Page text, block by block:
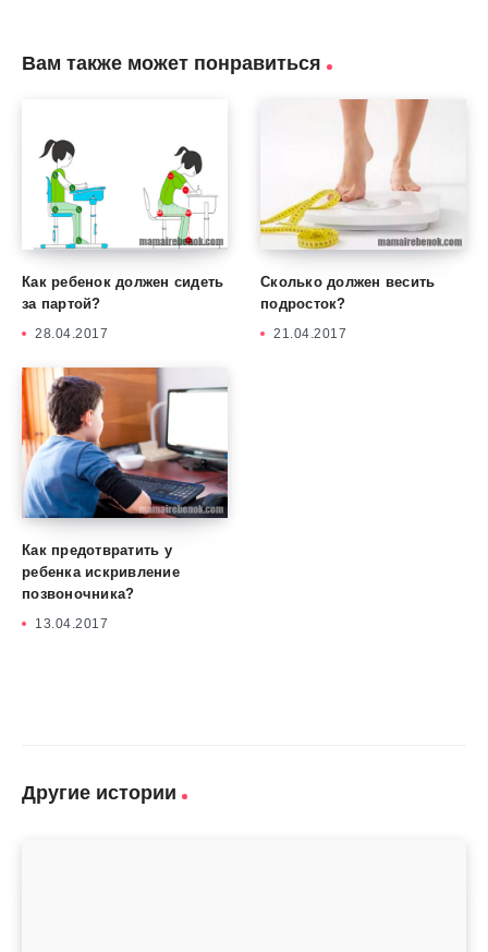
Вам также может понравиться
Как ребенок должен сидеть
за партой?
28.04.2017
Сколько должен весить
подросток?
21.04.2017
Как предотвратить у
ребенка искривление
позвоночника?
13.04.2017
Другие истории